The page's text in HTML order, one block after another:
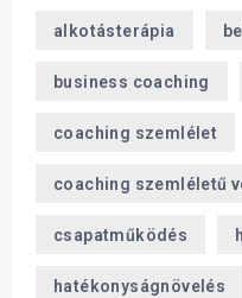
alkotásterápia
business coaching
coaching szemlélet
coaching szemléletű
csapatműködés
hatékonyságnövelés